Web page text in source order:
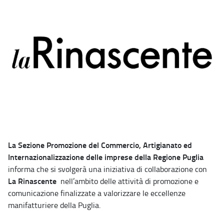
La Sezione Promozione del Commercio, Artigianato ed
Internazionalizzazione delle imprese della Regione Puglia
informa che si svolgerà una iniziativa di collaborazione con
La Rinascente nell’ambito delle attività di promozione e
comunicazione finalizzate a valorizzare le eccellenze
manifatturiere della Puglia.